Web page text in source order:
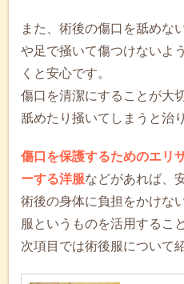
また、術後の傷口を舐めな
や足で掻いて傷つけないよ
くと安心です。
傷口を清潔にすることが大
舐めたり掻いてしまうと治
傷口を保護するためのエリ
ーする洋服などがあれば、
術後の身体に負担をかけな
服というものを活用するこ
次項目では術後服について